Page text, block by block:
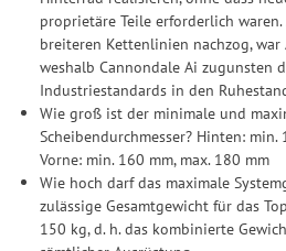
proprietäre Teile erforderlich
breiteren Kettenlinien nachzog,
weshalb Cannondale Ai zugunsten
Industriestandards in den
Wie groß ist der minimale und
Scheibendurchmesser? Hinten:
Vorne: min. 160 mm, max. 180 mm
Wie hoch darf das maximale
zulässige Gesamtgewicht für das
150 kg, d. h. das kombinierte